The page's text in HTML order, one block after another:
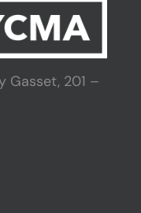
Gasset, 201 –